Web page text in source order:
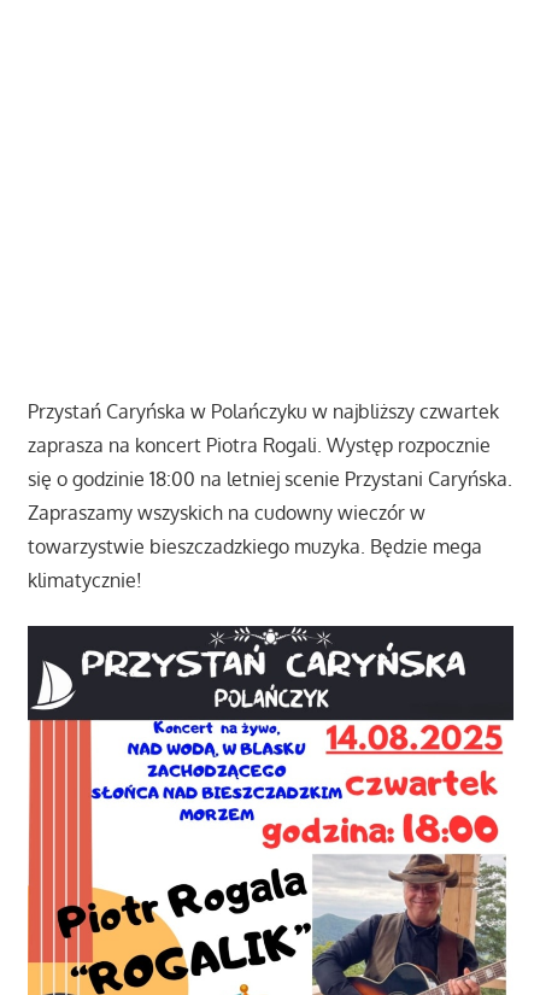
Przystań Caryńska w Polańczyku w najbliższy czwartek
zaprasza na koncert Piotra Rogali. Występ rozpocznie
się o godzinie 18:00 na letniej scenie Przystani Caryńska.
Zapraszamy wszyskich na cudowny wieczór w
towarzystwie bieszczadzkiego muzyka. Będzie mega
klimatycznie!